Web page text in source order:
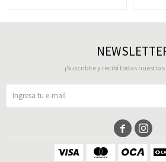
¡Suscribite y recibí todas
 